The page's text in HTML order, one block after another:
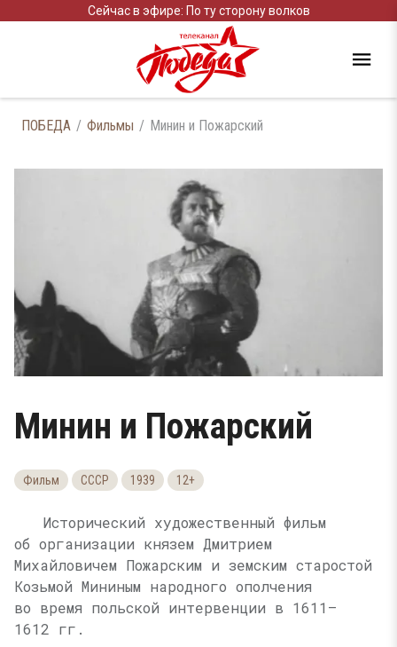
Сейчас в эфире: По ту сторону волков
ПОБЕДА Фильмы Минин и Пожарский
Минин и Пожарский
Фильм СССР 1939 12+
Исторический художественный фильм
об организации князем Дмитрием
Михайловичем Пожарским и земским старостой
Козьмой Мининым народного ополчения
во время польской интервенции в 1611—
1612 гг.